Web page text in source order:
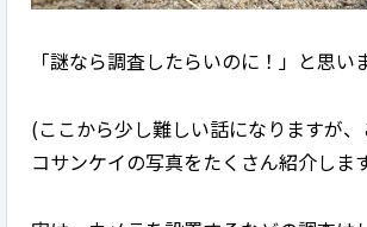
「謎なら調査したらいのに！」と思い
(ここから少し難しい話になりますが
コサンケイの写真をたくさん紹介し